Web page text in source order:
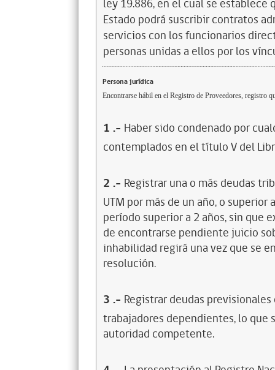
ley 19.886, en el cual se
Estado podrá suscribir contratos
servicios con los funcionarios
personas unidas a ellos por los
Persona jurídica
Encontrarse hábil en el Registro de Proveedores, registro
1 .- Haber sido condenado por
contemplados en el título V del
2 .- Registrar una o más deudas
UTM por más de un año, o
período superior a 2 años, sin que
de encontrarse pendiente juicio
inhabilidad regirá una vez que se
resolución.
3 .- Registrar deudas
trabajadores dependientes, lo
autoridad competente.